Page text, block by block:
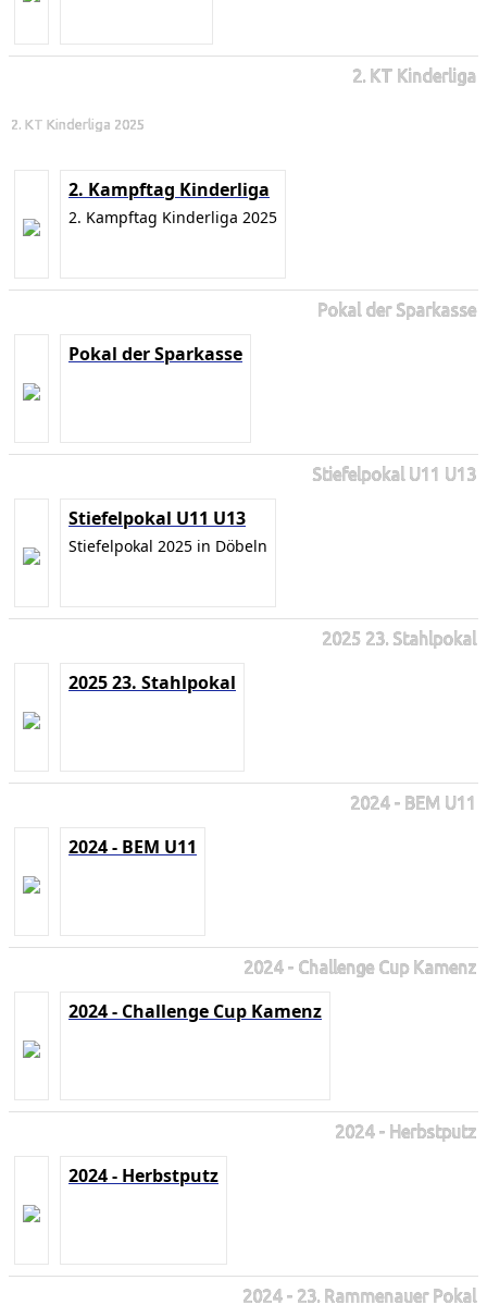
2. KT Kinderliga
2. KT Kinderliga 2025
2. Kampftag Kinderliga
2. Kampftag Kinderliga 2025
Pokal der Sparkasse
Pokal der Sparkasse
Stiefelpokal U11 U13
Stiefelpokal U11 U13
Stiefelpokal 2025 in Döbeln
2025 23. Stahlpokal
2025 23. Stahlpokal
2024 - BEM U11
2024 - BEM U11
2024 - Challenge Cup Kamenz
2024 - Challenge Cup Kamenz
2024 - Herbstputz
2024 - Herbstputz
2024 - 23. Rammenauer Pokal